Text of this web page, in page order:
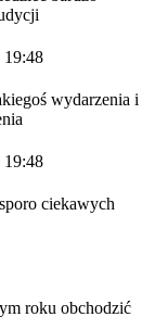
19:48
wydarzenia i
19:48
ciekawych
roku obchodzić